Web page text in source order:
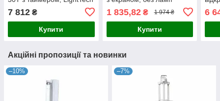
7 812 ₴
Купити
1 835,82₴ 1 974 ₴
Купити
6
Акційні пропозиції та новинки
–10% –7%